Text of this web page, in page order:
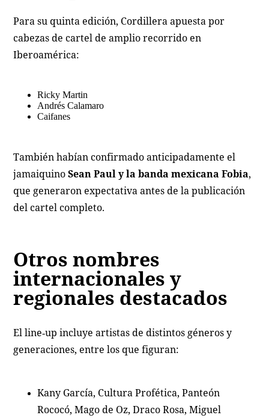
Para su quinta edición, Cordillera apuesta por
cabezas de cartel de amplio recorrido en
Iberoamérica:
Ricky Martin
Andrés Calamaro
Caifanes
También habían confirmado anticipadamente el
jamaiquinoSean Paul y la banda mexicana Fobia,
que generaron expectativa antes de la publicación
del cartel completo.
Otros nombres
internacionales y
regionales destacados
El line‑up incluye artistas de distintos géneros y
generaciones, entre los que figuran:
Kany García, Cultura Profética, Panteón
Rococó, Mago de Oz, Draco Rosa, Miguel